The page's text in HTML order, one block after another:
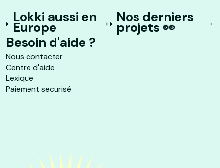
Lokki aussi en
Europe
Nos derniers
projets 👀
Besoin d'aide ?
Nous contacter
Centre d'aide
Lexique
Paiement securisé